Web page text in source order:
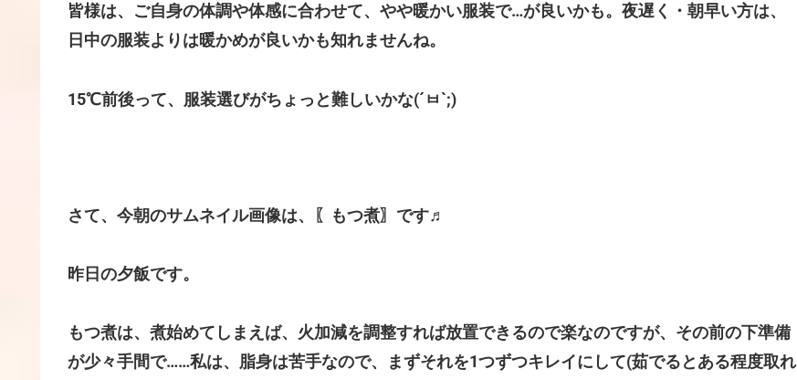
皆様は、ご自身の体調や体感に合わせて、やや暖かい服装で…が良いかも。夜遅く・朝早い方は、
日中の服装よりは暖かめが良いかも知れませんね。
15℃前後って、服装選びがちょっと難しいかな(´ㅂ`;)
さて、今朝のサムネイル画像は、〖もつ煮〗です♬
昨日の夕飯です。
もつ煮は、煮始めてしまえば、火加減を調整すれば放置できるので楽なのですが、その前の下準備
が少々手間で……私は、脂身は苦手なので、まずそれを1つずつキレイにして(茹でるとある程度取れ